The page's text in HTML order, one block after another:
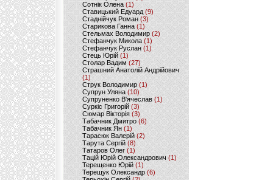
Сотнік Олена(1)
Ставицький Едуард (9)
Стаднійчук Роман(3)
Старикова Ганна (1)
Стельмах Володимир(2)
Стефанчук Микола (1)
Стефанчук Руслан (1)
Стець Юрій (1)
Столар Вадим(27)
Страшний Анатолій Андрійович
(1)
Струк Володимир (1)
Супрун Уляна (10)
Супруненко В'ячеслав (1)
Суркіс Григорій (3)
Сюмар Вікторія (3)
Табачник Дмитро (6)
Табачник Ян(1)
Тарасюк Валерій (2)
Тарута Сергій (8)
Татаров Олег(1)
Тацій Юрій Олександрович(1)
Терещенко Юрій(1)
Терещук Олександр(6)